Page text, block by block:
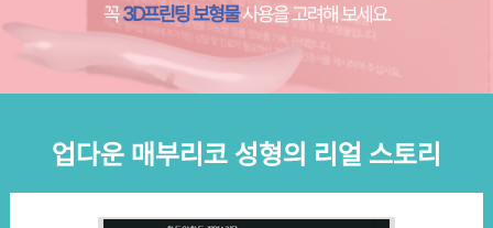
꼭3D프린팅 보형물사용을 고려해 보세요.
업다운 매부리코 성형의 리얼 스토리